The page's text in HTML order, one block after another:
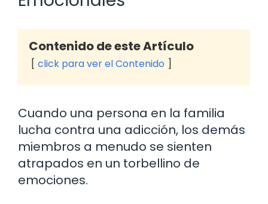
Contenido de este Artículo
click para ver el Contenido
Cuando una persona en la familia
lucha contra una adicción, los demás
miembros a menudo se sienten
atrapados en un torbellino de
emociones.